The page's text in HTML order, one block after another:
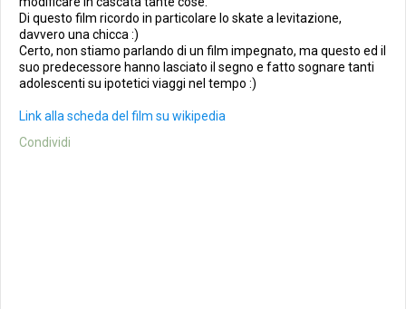
Di questo film ricordo in particolare lo skate a levitazione,
davvero una chicca :)
Certo, non stiamo parlando di un film impegnato, ma questo ed il
suo predecessore hanno lasciato il segno e fatto sognare tanti
adolescenti su ipotetici viaggi nel tempo :)
Link alla scheda del film su wikipedia
Condividi